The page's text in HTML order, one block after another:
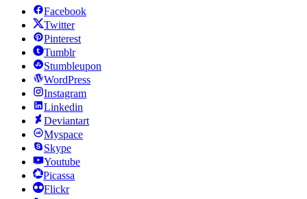
Facebook
Twitter
Pinterest
Tumblr
Stumbleupon
WordPress
Instagram
Linkedin
Deviantart
Myspace
Skype
Youtube
Picassa
Flickr